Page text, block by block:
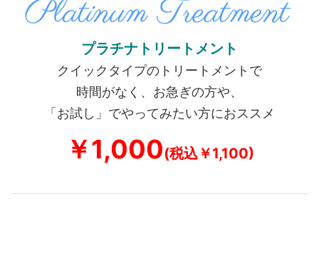
プラチナトリートメント
クイックタイプのトリートメントで
時間がなく、お急ぎの方や、
「お試し」でやってみたい方におススメ
￥1,000(税込￥1,100)